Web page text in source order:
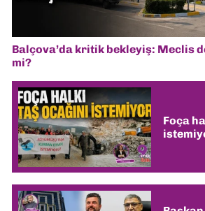
Balçova’da kritik bekleyiş: Meclis
mi?
Foça